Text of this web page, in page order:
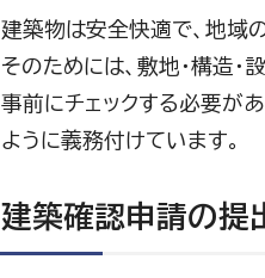
建築物は安全快適で、地域
そのためには、敷地・構造
事前にチェックする必要が
ように義務付けています。
建築確認申請の提